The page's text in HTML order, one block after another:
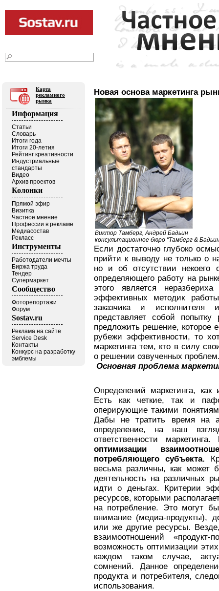
Карта
рекламного
рынка
Информация
Статьи
Словарь
Итоги года
Итоги 20-летия
Рейтинг креативности
Индустриальные
стандарты
Видео
Архив проектов
Колонки
Прямой эфир
Визитка
Частное мнение
Профессии в рекламе
Медиасостав
Рекласс
Инструменты
Работодатели мечты
Биржа труда
Тендер
Супермаркет
Сообщество
Фоторепортажи
Форум
Sostav.ru
Реклама на сайте
Service Desk
Контакты
Конкурс на разработку
эмблемы
Новая основа маркетинга
Виктор Тамберг, Андрей Бадьин
консультационное бюро "Тамберг &
Если достаточно глубоко
прийти к выводу не только о
но и об отсутствии некоего
определяющего работу на
этого является
эффективных методик
заказчика и исполнителя
представляет собой
предложить решение, которое
рубежи эффективности, то
маркетинга тем, кто в силу
о решении озвученных
Основная проблема
Определений маркетинга,
Есть как четкие, так и
оперирующие такими
Дабы не тратить время на
определение, на наш
ответственности маркетинга.
оптимизации
потребляющего субъекта.
весьма различны, как может
деятельность на различных
идти о деньгах. Критерии
ресурсов, которыми
на потребление. Это могут
внимание (медиа-продукты),
или же другие ресурсы.
взаимоотношений
возможность оптимизации
каждом таком случае,
сомнений. Данное
продукта и потребителя,
использования.